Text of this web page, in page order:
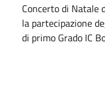
Concerto di Natale
la partecipazione
di primo Grado IC